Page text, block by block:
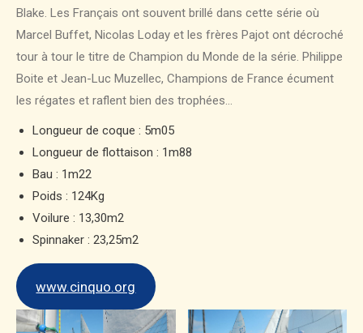
Blake. Les Français ont souvent brillé dans cette série où
Marcel Buffet, Nicolas Loday et les frères Pajot ont décroché
tour à tour le titre de Champion du Monde de la série. Philippe
Boite et Jean-Luc Muzellec, Champions de France écument
les régates et raflent bien des trophées…
Longueur de coque : 5m05
Longueur de flottaison : 1m88
Bau : 1m22
Poids : 124Kg
Voilure : 13,30m2
Spinnaker : 23,25m2
www.cinquo.org